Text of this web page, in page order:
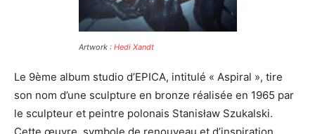
Artwork : Hedi Xandt
Le 9ème album studio d’EPICA, intitulé « Aspiral », tire
son nom d’une sculpture en bronze réalisée en 1965 par
le sculpteur et peintre polonais Stanisław Szukalski.